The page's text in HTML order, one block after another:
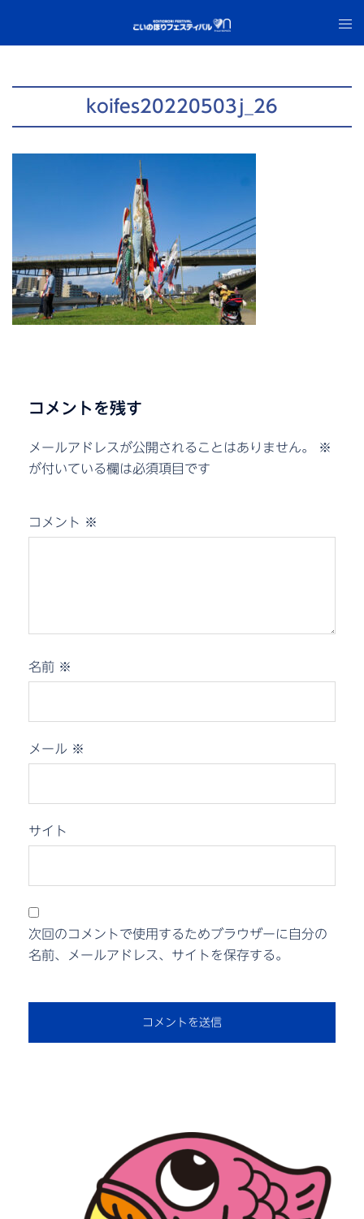
テ
ト
グ
メ
ュ
koifes20220503j_26
コメントを残す
メールアドレスが公開されることはありません。
※
が付いている欄は必須項目です
コメント ※
名前 ※
メール ※
サイト
次回のコメントで使用するためブラウザーに自分の
名前、メールアドレス、サイトを保存する。